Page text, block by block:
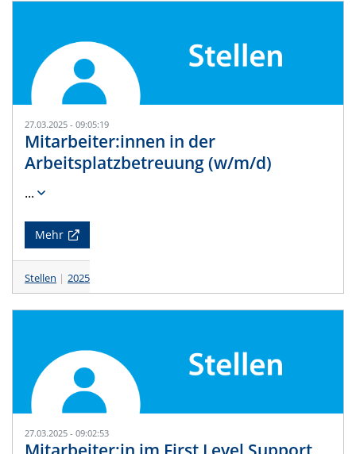
27.03.2025 - 09:05:19
Mitarbeiter:innen in der
Arbeitsplatzbetreuung (w/m/d)
...
Mehr
Stellen 2025
27.03.2025 - 09:02:53